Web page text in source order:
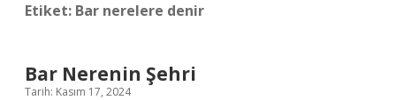
Etiket: Bar nerelere denir
Bar Nerenin Şehri
Tarih: Kasım 17, 2024